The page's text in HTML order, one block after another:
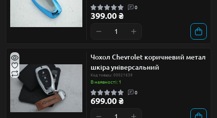
0
399.00 ₴
Чохол Chevrolet коричневий метал
шкіра універсальний
Код товару: 00021638
В наявності: 1
0
699.00 ₴